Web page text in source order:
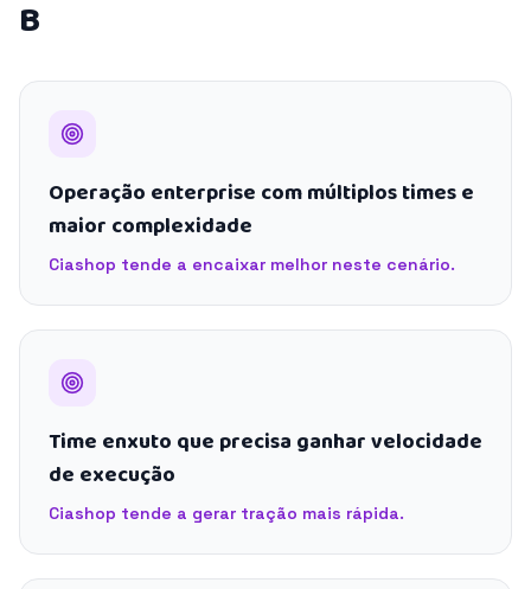
B
Operação enterprise com múltiplos times e
maior complexidade
Ciashop tende a encaixar melhor neste cenário.
Time enxuto que precisa ganhar velocidade
de execução
Ciashop tende a gerar tração mais rápida.